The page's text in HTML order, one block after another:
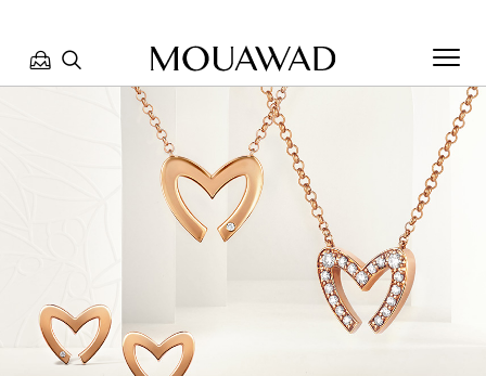
مرحبا بكم في معوّض. كيف يمكننا مساعدتك؟ الرجاء تحديد أحد
الخيارات أدناه.
تحدث معنا